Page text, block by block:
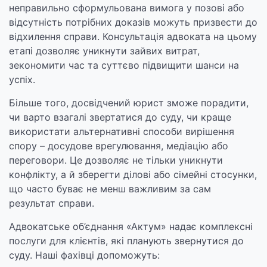
неправильно сформульована вимога у позові або
відсутність потрібних доказів можуть призвести до
відхилення справи. Консультація адвоката на цьому
етапі дозволяє уникнути зайвих витрат,
зекономити час та суттєво підвищити шанси на
успіх.
Більше того, досвідчений юрист зможе порадити,
чи варто взагалі звертатися до суду, чи краще
використати альтернативні способи вирішення
спору – досудове врегулювання, медіацію або
переговори. Це дозволяє не тільки уникнути
конфлікту, а й зберегти ділові або сімейні стосунки,
що часто буває не менш важливим за сам
результат справи.
Адвокатське об’єднання «Актум» надає комплексні
послуги для клієнтів, які планують звернутися до
суду. Наші фахівці допоможуть: